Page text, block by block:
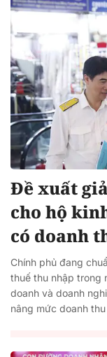
Đề xuất
cho hộ
có doanh
Chính phủ đang
thuế thu nhập trong
doanh và doanh
nâng mức doanh